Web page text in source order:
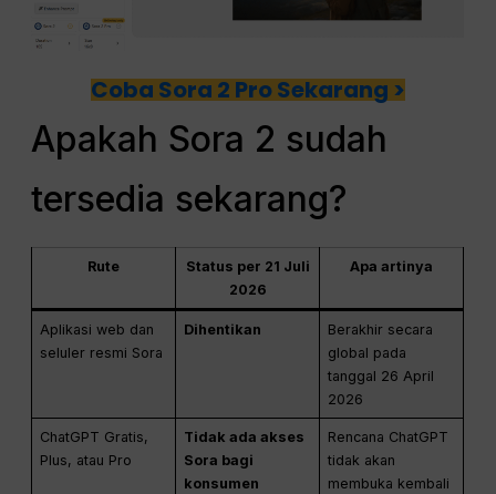
Coba Sora 2 Pro Sekarang >
Apakah Sora 2 sudah
tersedia sekarang?
Rute
Status per 21 Juli
2026
Apa artinya
Aplikasi web dan
seluler resmi Sora
Dihentikan
Berakhir secara
global pada
tanggal 26 April
2026
ChatGPT Gratis,
Plus, atau Pro
Tidak ada akses
Sora bagi
konsumen
Rencana ChatGPT
tidak akan
membuka kembali